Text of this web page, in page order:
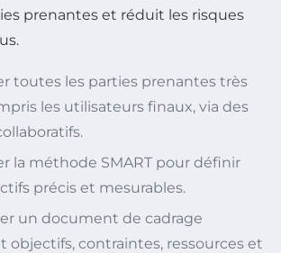
prenantes et réduit les risques
toutes les parties prenantes très
les utilisateurs finaux, via des
la méthode SMART pour définir
précis et mesurables.
un document de cadrage
objectifs, contraintes, ressources et